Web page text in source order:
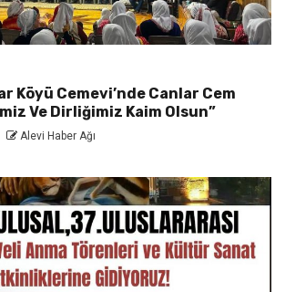
Köyü Cemevi’nde Canlar Cem
Ve Dirliğimiz Kaim Olsun”
Alevi Haber Ağı